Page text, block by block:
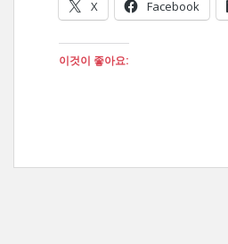
X Facebook
이것이 좋아요: